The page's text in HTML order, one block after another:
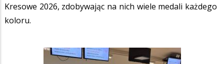
Kresowe 2026, zdobywając na nich wiele medali każdego
koloru.